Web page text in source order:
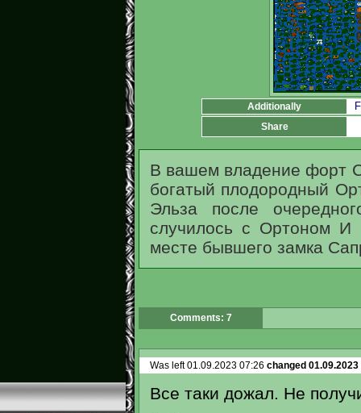
Additionally
Share
В вашем владение форт
богатый плодородный
Эльза после
случилось с Ортоном И
месте бывшего замка
Comments: 7
Was left 01.09.2023 07:26 changed 01.09.2023
Все таки дожал. Не